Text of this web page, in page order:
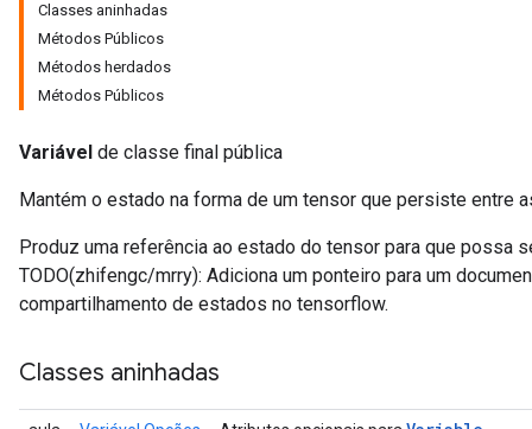
Classes aninhadas
Métodos Públicos
Métodos herdados
Métodos Públicos
Variável de classe final pública
Mantém o estado na forma de um tensor que persiste entre
Produz uma referência ao estado do tensor para que possa
TODO(zhifengc/mrry): Adiciona um ponteiro para um
compartilhamento de estados no tensorflow.
Classes aninhadas